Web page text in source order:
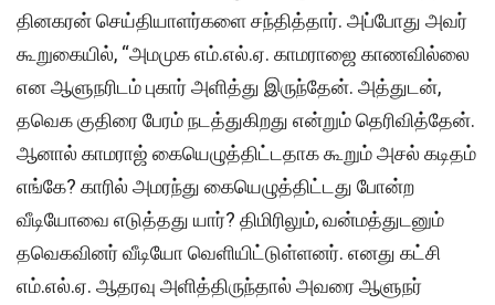
தினகரன் செய்தியாளர்களை சந்தித்தார். அப்போது அவர்
கூறுகையில், “அமமுக எம்.எல்.ஏ. காமராஜை காணவில்லை
என ஆளுநரிடம் புகார் அளித்து இருந்தேன். அத்துடன்,
தவெக குதிரை பேரம் நடத்துகிறது என்றும் தெரிவித்தேன்.
ஆனால் காமராஜ் கையெழுத்திட்டதாக கூறும் அசல் கடிதம்
எங்கே? காரில் அமரந்து கையெழுத்திட்டது போன்ற
வீடியோவை எடுத்தது யார்? திமிரிலும், வன்மத்துடனும்
தவெகவினர் வீடியோ வெளியிட்டுள்ளனர். எனது கட்சி
எம்.எல்.ஏ. ஆதரவு அளித்திருந்தால் அவரை ஆளுநர்